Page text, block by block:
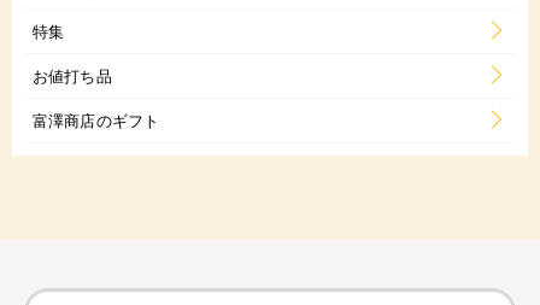
特集
お値打ち品
富澤商店のギフト